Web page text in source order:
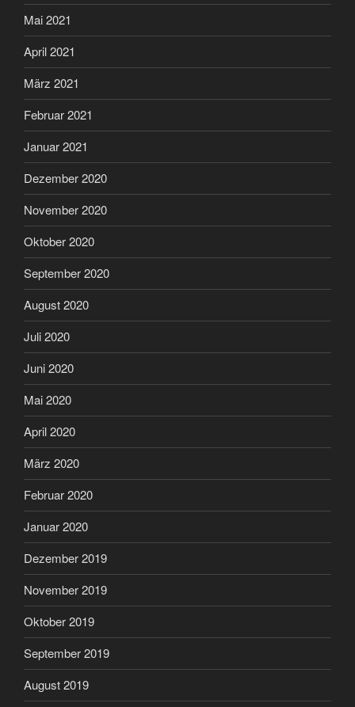
Mai 2021
April 2021
März 2021
Februar 2021
Januar 2021
Dezember 2020
November 2020
Oktober 2020
September 2020
August 2020
Juli 2020
Juni 2020
Mai 2020
April 2020
März 2020
Februar 2020
Januar 2020
Dezember 2019
November 2019
Oktober 2019
September 2019
August 2019